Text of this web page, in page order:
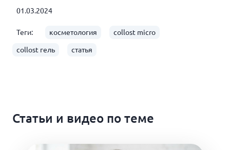
01.03.2024
Теги: косметология collost micro
collost гель статья
Статьи и видео по теме